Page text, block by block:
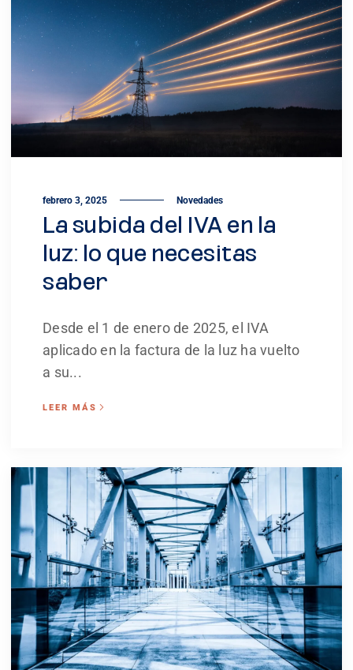
febrero 3, 2025 Novedades
La subida del IVA en la
luz: lo que necesitas
saber
Desde el 1 de enero de 2025, el IVA
aplicado en la factura de la luz ha vuelto
a su...
LEER MÁS